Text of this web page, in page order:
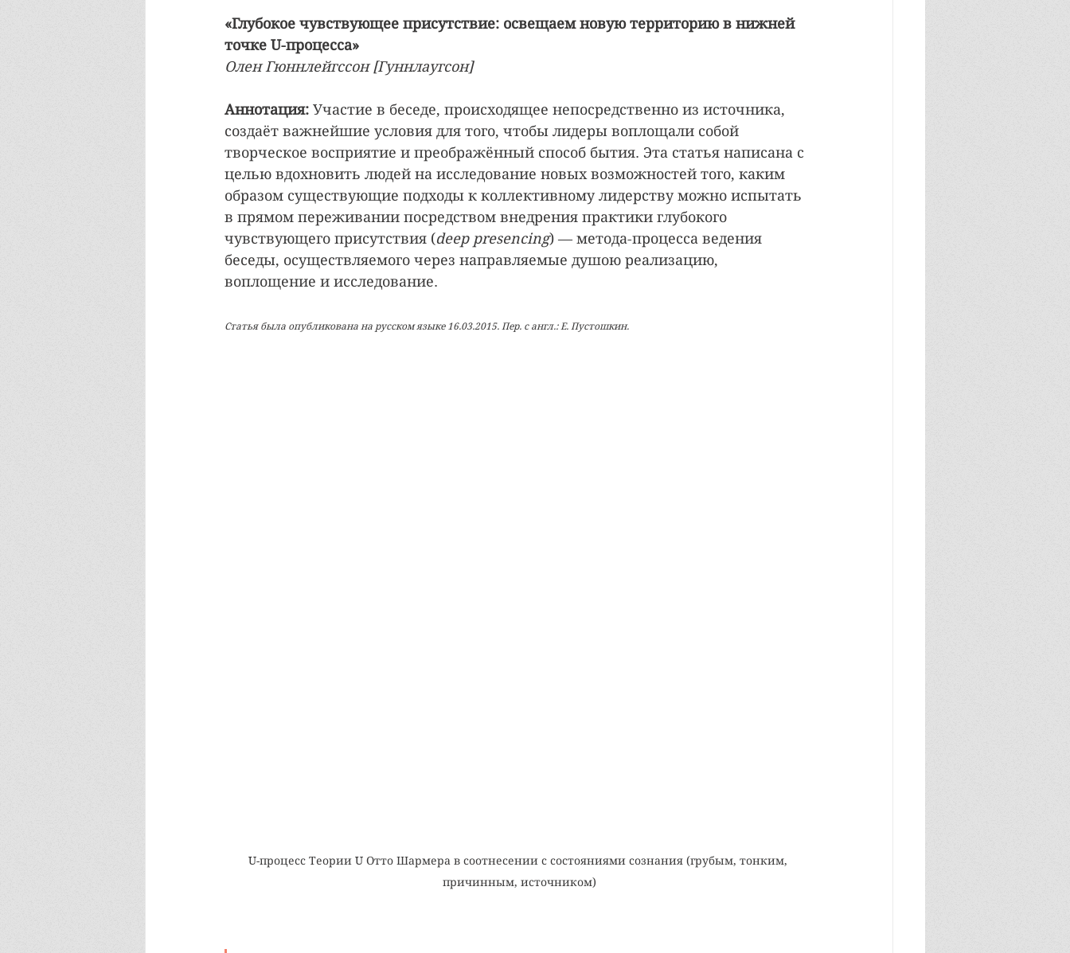
«Глубокое чувствующее присутствие: освещаем новую территорию в нижней
точке U-процесса»
Олен Гюннлейгссон [Гуннлаугсон]
Аннотация: Участие в беседе, происходящее непосредственно из источника,
создаёт важнейшие условия для того, чтобы лидеры воплощали собой
творческое восприятие и преображённый способ бытия. Эта статья написана с
целью вдохновить людей на исследование новых возможностей того, каким
образом существующие подходы к коллективному лидерству можно испытать
в прямом переживании посредством внедрения практики глубокого
чувствующего присутствия (deep presencing) — метода-процесса ведения
беседы, осуществляемого через направляемые душою реализацию,
воплощение и исследование.
Статья была опубликована на русском языке 16.03.2015. Пер. с англ.: Е. Пустошкин.
U-процесс Теории U Отто Шармера в соотнесении с состояниями сознания (грубым, тонким,
причинным, источником)